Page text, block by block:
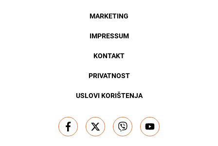
MARKETING
IMPRESSUM
KONTAKT
PRIVATNOST
USLOVI KORIŠTENJA